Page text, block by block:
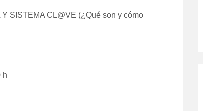
SISTEMA CL@VE (¿Qué son y cómo
h